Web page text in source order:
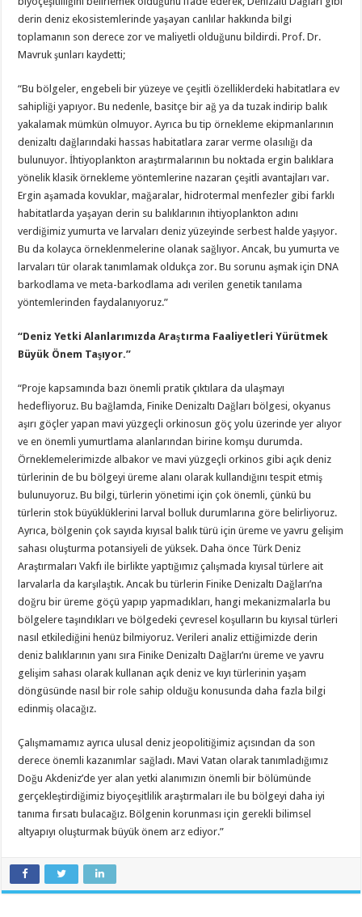
derin deniz ekosistemlerinde yaşayan canlılar hakkında bilgi
toplamanın son derece zor ve maliyetli olduğunu bildirdi. Prof. Dr.
Mavruk şunları kaydetti;
“Bu bölgeler, engebeli bir yüzeye ve çeşitli özelliklerdeki habitatlara ev
sahipliği yapıyor. Bu nedenle, basitçe bir ağ ya da tuzak indirip balık
yakalamak mümkün olmuyor. Ayrıca bu tip örnekleme ekipmanlarının
denizaltı dağlarındaki hassas habitatlara zarar verme olasılığı da
bulunuyor. İhtiyoplankton araştırmalarının bu noktada ergin balıklara
yönelik klasik örnekleme yöntemlerine nazaran çeşitli avantajları var.
Ergin aşamada kovuklar, mağaralar, hidrotermal menfezler gibi farklı
habitatlarda yaşayan derin su balıklarının ihtiyoplankton adını
verdiğimiz yumurta ve larvaları deniz yüzeyinde serbest halde yaşıyor.
Bu da kolayca örneklenmelerine olanak sağlıyor. Ancak, bu yumurta ve
larvaları tür olarak tanımlamak oldukça zor. Bu sorunu aşmak için DNA
barkodlama ve meta-barkodlama adı verilen genetik tanılama
yöntemlerinden faydalanıyoruz.”
“Deniz Yetki Alanlarımızda Araştırma Faaliyetleri Yürütmek
Büyük Önem Taşıyor.”
“Proje kapsamında bazı önemli pratik çıktılara da ulaşmayı
hedefliyoruz. Bu bağlamda, Finike Denizaltı Dağları bölgesi, okyanus
aşırı göçler yapan mavi yüzgeçli orkinosun göç yolu üzerinde yer alıyor
ve en önemli yumurtlama alanlarından birine komşu durumda.
Örneklemelerimizde albakor ve mavi yüzgeçli orkinos gibi açık deniz
türlerinin de bu bölgeyi üreme alanı olarak kullandığını tespit etmiş
bulunuyoruz. Bu bilgi, türlerin yönetimi için çok önemli, çünkü bu
türlerin stok büyüklüklerini larval bolluk durumlarına göre belirliyoruz.
Ayrıca, bölgenin çok sayıda kıyısal balık türü için üreme ve yavru gelişim
sahası oluşturma potansiyeli de yüksek. Daha önce Türk Deniz
Araştırmaları Vakfı ile birlikte yaptığımız çalışmada kıyısal türlere ait
larvalarla da karşılaştık. Ancak bu türlerin Finike Denizaltı Dağları’na
doğru bir üreme göçü yapıp yapmadıkları, hangi mekanizmalarla bu
bölgelere taşındıkları ve bölgedeki çevresel koşulların bu kıyısal türleri
nasıl etkilediğini henüz bilmiyoruz. Verileri analiz ettiğimizde derin
deniz balıklarının yanı sıra Finike Denizaltı Dağları’nı üreme ve yavru
gelişim sahası olarak kullanan açık deniz ve kıyı türlerinin yaşam
döngüsünde nasıl bir role sahip olduğu konusunda daha fazla bilgi
edinmiş olacağız.
Çalışmamamız ayrıca ulusal deniz jeopolitiğimiz açısından da son
derece önemli kazanımlar sağladı. Mavi Vatan olarak tanımladığımız
Doğu Akdeniz’de yer alan yetki alanımızın önemli bir bölümünde
gerçekleştirdiğimiz biyoçeşitlilik araştırmaları ile bu bölgeyi daha iyi
tanıma fırsatı bulacağız. Bölgenin korunması için gerekli bilimsel
altyapıyı oluşturmak büyük önem arz ediyor.”